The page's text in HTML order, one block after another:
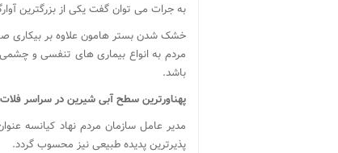
به جرات می توان گفت یکی از بزرگترین
خشک شدن بستر هامون علاوه بر بیکاری
مردم به انواع بیماری های تنفسی و
باشد.
پهناورترین سطح آبی شیرین در سراسر
مدیر عامل سازمان مردم نهاد کیانسه
پذیرترین پدیده طبیعی نیز محسوب گردد.